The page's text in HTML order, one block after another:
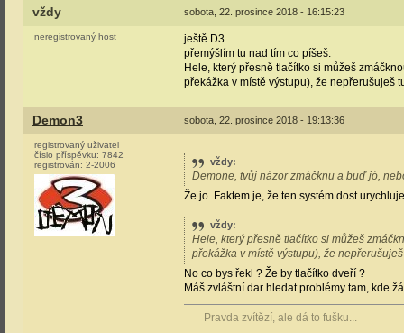
vždy sobota, 22. prosince 2018 - 16:15:23
neregistrovaný host
ještě D3
přemýšlím tu nad tím co píšeš.
Hele, který přesně tlačítko si můžeš
překážka v místě výstupu), že nepřerušuješ
Demon3 sobota, 22. prosince 2018 - 19:13:36
registrovaný uživatel
číslo příspěvku: 7842
registrován: 2-2006 vždy:
Demone, tvůj názor zmáčknu a buď jó,
Že jo. Faktem je, že ten systém dost
vždy:
Hele, který přesně tlačítko si můžeš
překážka v místě výstupu), že
No co bys řekl ? Že by tlačítko dveří ?
Máš zvláštní dar hledat problémy tam, kde
Pravda zvítězí, ale dá to fušku...